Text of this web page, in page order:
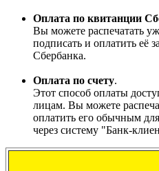
Оплата по квитанции
Вы можете распечатать
подписать и оплатить её
Сбербанка.
Оплата по счету.
Этот способ оплаты
лицам. Вы можете
оплатить его обычным
через систему "Банк-